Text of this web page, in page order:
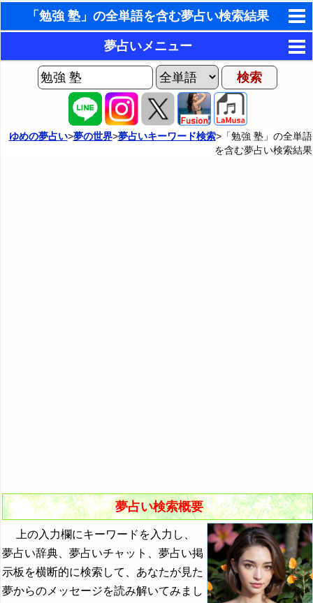
「勉強 塾」の全単語を含む夢占い検索結果
東洋・西洋占星術
ホラリー占星術
手相占いで未来診断
タロットカードで無料占い
夢占いメニュー
AIゆめの夢占いチャット
ヨセフの夢占い
夢占い掲示板
ゆめの夢占い>夢の世界>夢占いキーワード検索>「勉強 塾」の全単語
を含む夢占い検索結果
夢占い検索概要
上の入力欄にキーワードを入力し、
夢占い辞典、夢占いチャット、夢占い掲
示板を横断的に検索して、あなたが見た
夢からのメッセージを読み解いてみまし